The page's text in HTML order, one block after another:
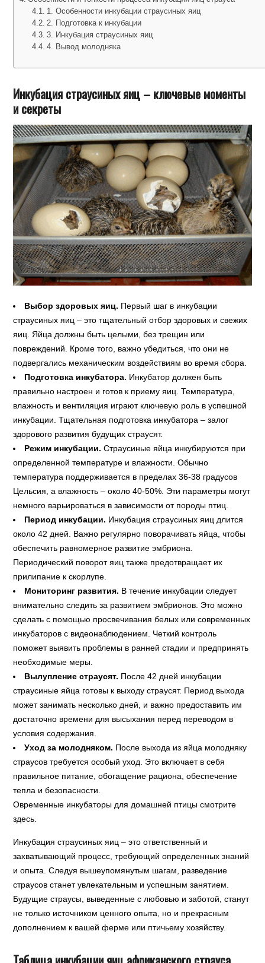
1. Особенности инкубации страусиных яиц
2. Подготовка к инкубации
3. Инкубация страусиных яиц
4. Вывод молодняка
Инкубация страусиных яиц – ключевые моменты
и секреты
Выбор здоровых яиц. Первый шаг в инкубации
страусиных яиц – это тщательный отбор здоровых и свежих
яиц. Яйца должны быть целыми, без трещин или
повреждений. Кроме того, важно убедиться, что они не
подвергались механическим воздействиям во время сбора.
Подготовка инкубатора. Инкубатор должен быть
правильно настроен и готов к приему яиц. Температура,
влажность и вентиляция играют ключевую роль в успешной
инкубации. Тщательная подготовка инкубатора – залог
здорового развития будущих страусят.
Режим инкубации. Страусиные яйца инкубируются при
определенной температуре и влажности. Обычно
температура поддерживается в пределах 36-38 градусов
Цельсия, а влажность – около 40-50%. Эти параметры могут
немного варьироваться в зависимости от породы птиц.
Период инкубации. Инкубация страусиных яиц длится
около 42 дней. Важно регулярно поворачивать яйца, чтобы
обеспечить равномерное развитие эмбриона.
Периодический поворот яиц также предотвращает их
прилипание к скорлупе.
Мониторинг развития. В течение инкубации следует
внимательно следить за развитием эмбрионов. Это можно
сделать с помощью просвечивания белых или современных
инкубаторов с видеонаблюдением. Четкий контроль
поможет выявить проблемы в ранней стадии и предпринять
необходимые меры.
Вылупление страусят. После 42 дней инкубации
страусиные яйца готовы к выходу страусят. Период выхода
может занимать несколько дней, и важно предоставить им
достаточно времени для высыхания перед переводом в
условия содержания.
Уход за молодняком. После выхода из яйца молодняку
страусов требуется особый уход. Это включает в себя
правильное питание, обогащение рациона, обеспечение
тепла и безопасности.
Овременные инкубаторы для домашней птицы смотрите
здесь.
Инкубация страусиных яиц – это ответственный и
захватывающий процесс, требующий определенных знаний
и опыта. Следуя вышеупомянутым шагам, разведение
страусов станет увлекательным и успешным занятием.
Будущие страусы, выведенные с любовью и заботой, станут
не только источником ценного опыта, но и прекрасным
дополнением к вашей ферме или птичьему хозяйству.